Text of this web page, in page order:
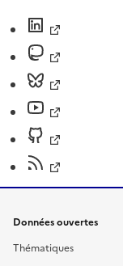
Données ouvertes
Thématiques